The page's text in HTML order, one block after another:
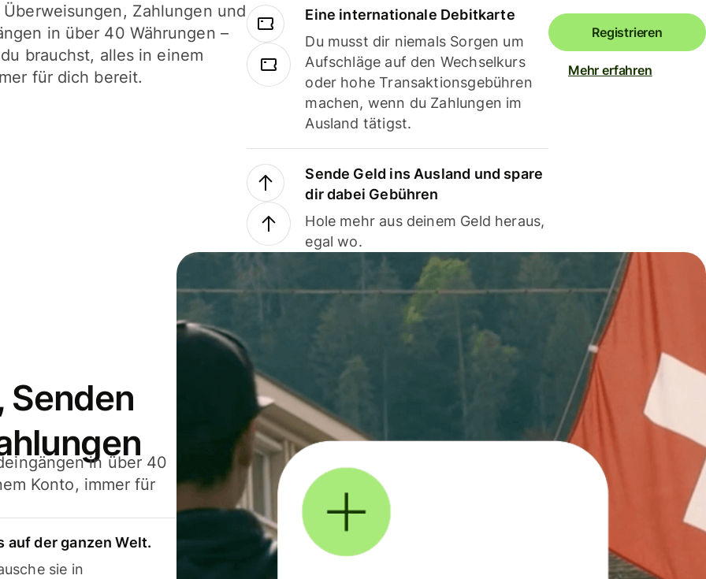
Zahlungen und
in über 40 Währungen –
brauchst, alles in einem
für dich bereit.
Eine internationale Debitkarte
Du musst dir niemals Sorgen um
Aufschläge auf den Wechselkurs
oder hohe Transaktionsgebühren
machen, wenn du Zahlungen im
Ausland tätigst.
Sende Geld ins Ausland und spare
dir dabei Gebühren
Hole mehr aus deinem Geld heraus,
egal wo.
Registrieren
Mehr erfahren
Senden
in über 40
Konto, immer für
auf der ganzen Welt.
sie in